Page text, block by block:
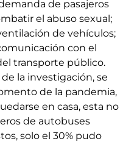
de pasajeros
el abuso sexual;
de vehículos;
con el
transporte público.
la investigación, se
de la pandemia,
en casa, esta no
de autobuses
solo el 30% pudo